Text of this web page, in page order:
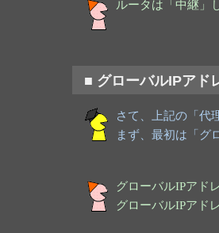
ルータは「中継」
■ グローバルIPアド
さて、上記の「代
まず、最初は「グ
グローバルIPアド
グローバルIPアド